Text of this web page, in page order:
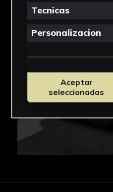
Tecnicas
Personalizacion
Aceptar
seleccionadas